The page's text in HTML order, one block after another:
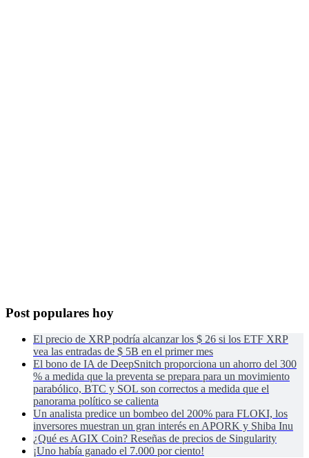
Post populares hoy
El precio de XRP podría alcanzar los $ 26 si los ETF XRP
vea las entradas de $ 5B en el primer mes
El bono de IA de DeepSnitch proporciona un ahorro del 300
% a medida que la preventa se prepara para un movimiento
parabólico, BTC y SOL son correctos a medida que el
panorama político se calienta
Un analista predice un bombeo del 200% para FLOKI, los
inversores muestran un gran interés en APORK y Shiba Inu
¿Qué es AGIX Coin? Reseñas de precios de Singularity
¡Uno había ganado el 7.000 por ciento!